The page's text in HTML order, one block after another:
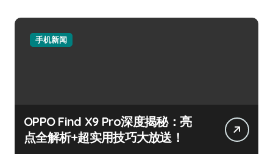
手机新闻
OPPO Find X9 Pro深度揭秘：亮
点全解析+超实用技巧大放送！